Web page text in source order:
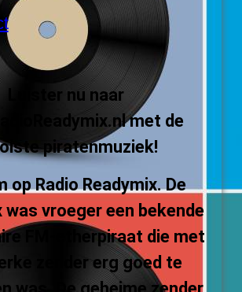
Luister nu naar
met de
piratenmuziek!
op Radio Readymix. De
was vroeger een bekende
FM-etherpiraat die met
zender erg goed te